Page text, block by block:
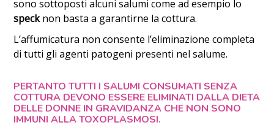
sono sottoposti alcuni salumi come ad esempio lo
specknon basta a garantirne la cottura.
L’affumicatura non consente l’eliminazione completa
di tutti gli agenti patogeni presenti nel salume.
PERTANTO TUTTI I SALUMI CONSUMATI SENZA
COTTURA DEVONO ESSERE ELIMINATI DALLA DIETA
DELLE DONNE IN GRAVIDANZA CHE NON SONO
IMMUNI ALLA TOXOPLASMOSI.